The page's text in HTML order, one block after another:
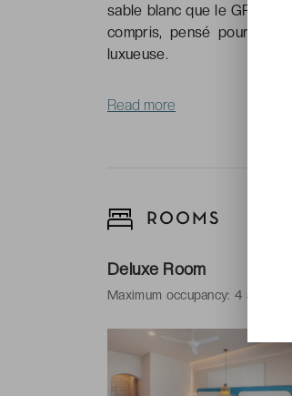
sable blanc que le GR
compris, pensé pour
luxueuse.
Read more
ROOMS
Deluxe Room
Maximum occupancy: 4 adults